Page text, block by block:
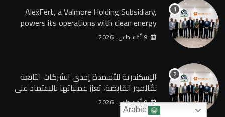
AlexFert, a Valmore Holding Subsidiary,
powers its operations with clean energy
through a 30-year partnership with
SolarizEgypt
9 أغسطس، 2026
الإسكندرية للأسمدة إحدى الشركات التابعة
لڤالمور القابضة، تعزز عملياتها بالاعتماد على
مع SolarizEgypt
9 أغسطس، 2026